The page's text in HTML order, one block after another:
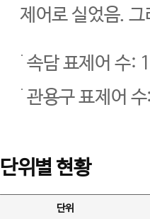
제어로 실었음.
속담 표제어 수:
관용구 표제어
단위별 현황
단위